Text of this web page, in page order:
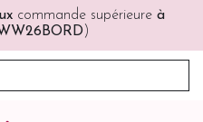
de 200€ (France, Allemagne,
Pays-Bas)